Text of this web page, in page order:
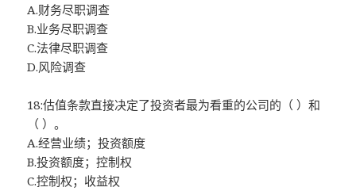
A.财务尽职调查
B.业务尽职调查
C.法律尽职调查
D.风险调查
18:估值条款直接决定了投资者最为看重的公司的（ ）和
（ ）。
A.经营业绩；投资额度
B.投资额度；控制权
C.控制权；收益权